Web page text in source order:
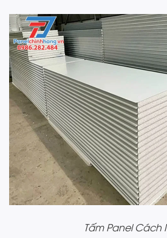
Tấm Panel Cách